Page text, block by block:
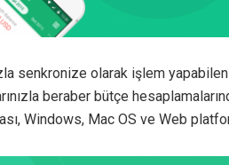
senkronize olarak işlem
beraber bütçe
Windows, Mac OS ve Web